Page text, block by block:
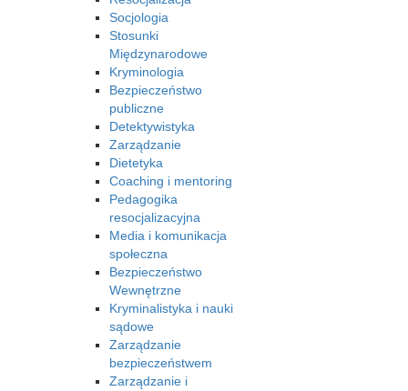
Socjologia
Stosunki
Międzynarodowe
Kryminologia
Bezpieczeństwo
publiczne
Detektywistyka
Zarządzanie
Dietetyka
Coaching i mentoring
Pedagogika
resocjalizacyjna
Media i komunikacja
społeczna
Bezpieczeństwo
Wewnętrzne
Kryminalistyka i nauki
sądowe
Zarządzanie
bezpieczeństwem
Zarządzanie i